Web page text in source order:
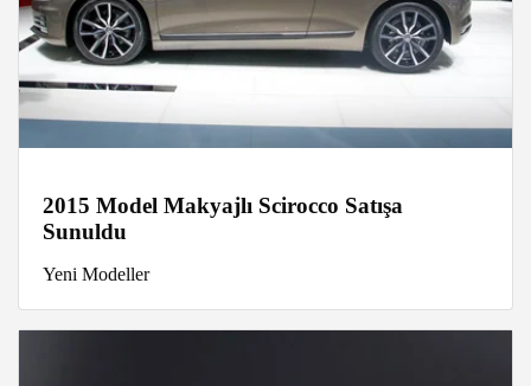
2015 Model Makyajlı Scirocco Satışa
Sunuldu
Yeni Modeller